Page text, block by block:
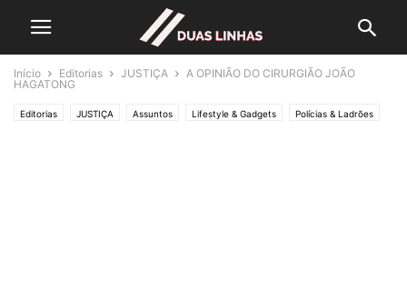
Início Editorias JUSTIÇA
A OPINIÃO DO CIRURGIÃO JOÃO
HAGATONG
Editorias JUSTIÇA Assuntos Lifestyle & Gadgets Polícias & Ladrões